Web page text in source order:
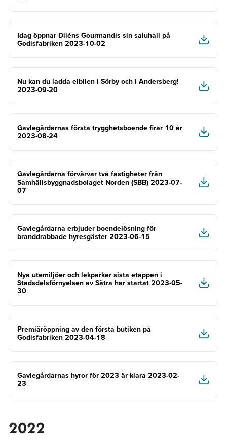
Idag öppnar Diléns Gourmandis sin saluhall på
Godisfabriken 2023-10-02
Nu kan du ladda elbilen i Sörby och i Andersberg!
2023-09-20
Gavlegårdarnas första trygghetsboende firar 10 år
2023-08-24
Gavlegårdarna förvärvar två fastigheter från
Samhällsbyggnadsbolaget Norden (SBB) 2023-07-
07
Gavlegårdarna erbjuder boendelösning för
branddrabbade hyresgäster 2023-06-15
Nya utemiljöer och lekparker sista etappen i
Stadsdelsförnyelsen av Sätra har startat 2023-05-
30
Premiäröppning av den första butiken på
Godisfabriken 2023-04-18
Gavlegårdarnas hyror för 2023 är klara 2023-02-
23
2022